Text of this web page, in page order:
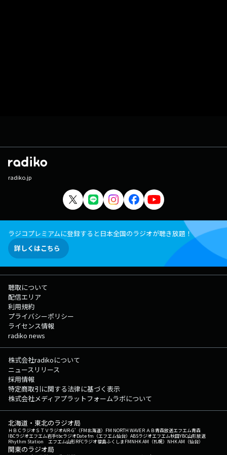
radiko.jp
ラジコプレミアムに登録すると日本全国のラジオが聴き放題！
詳しくはこちら
聴取について
配信エリア
利用規約
プライバシーポリシー
ライセンス情報
radiko news
株式会社radikoについて
ニュースリリース
採用情報
特定商取引に関する法律に基づく表示
株式会社メディアプラットフォームラボについて
北海道・東北のラジオ局
ＨＢＣラジオＳＴＶラジオAIR-G'（FM北海道） FM NORTH WAVEＲＡＢ青森放送エフエム青森
IBCラジオエフエム岩手tbcラジオDate fm（エフエム仙台） ABSラジオエフエム秋田YBC山形放送
Rhythm Station エフエム山形RFCラジオ福島ふくしまFMNHK AM（札幌） NHK AM（仙台）
関東のラジオ局